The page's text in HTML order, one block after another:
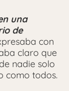
una
de
con
claro que
nadie solo
como todos.